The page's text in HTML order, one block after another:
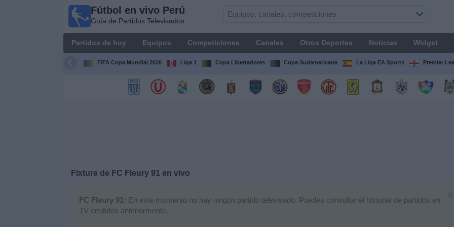
Fútbol en vivo Perú
Guía de Partidos Televisados
Partidos de hoy Equipos Competiciones Canales Otros Deportes Noticias Widget
FIFA Copa Mundial 2026 Liga 1 Copa Libertadores Copa Sudamericana La Liga EA Sports Premier
Fixture de FC Fleury 91 en vivo
FC Fleury 91: En este momento no hay ningún partido televisado. Puedes consultar el historial de partidos en
TV emitidos anteriormente.